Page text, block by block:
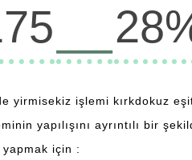
yirmisekiz işlemi kırkdokuz
yapılışını ayrıntılı bir
için :